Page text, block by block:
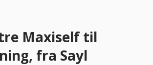
Maxiself til
fra Sayl